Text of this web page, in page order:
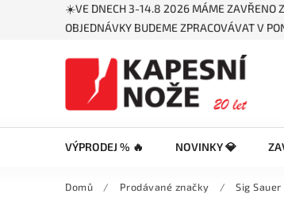
☀️VE DNECH 3-14.8 2026 MÁME ZAVŘENO Z
OBJEDNÁVKY BUDEME ZPRACOVÁVAT V
VÝPRODEJ % 🔥 NOVINKY 💎
Domů / Prodávané značky / Sig Sauer